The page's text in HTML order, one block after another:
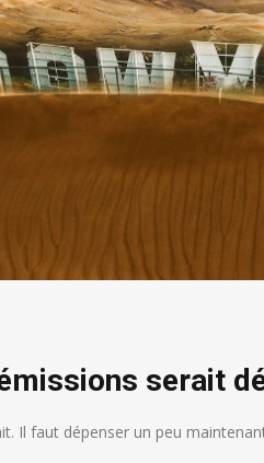
serait
Il faut dépenser un peu